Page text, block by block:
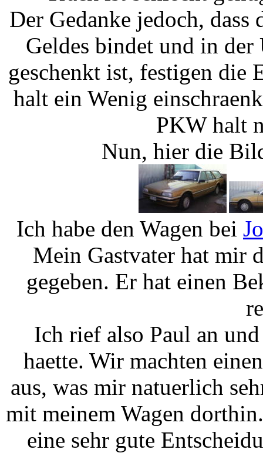
Der Gedanke jedoch, dass
Geldes bindet und in
geschenkt ist, festigen die
halt ein Wenig
PKW halt
Nun, hier die
Ich habe den Wagen bei
Mein Gastvater hat mir
gegeben. Er hat einen
Ich rief also Paul an
haette. Wir machten
aus, was mir natuerlich
mit meinem Wagen
eine sehr gute